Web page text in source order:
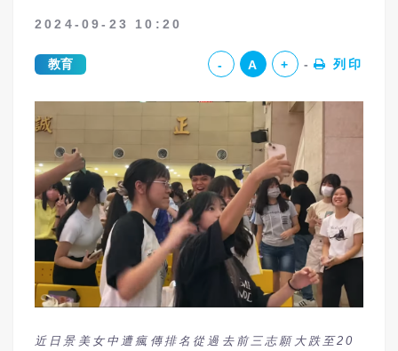
2024-09-23 10:20
教育 - A + 列印
近日景美女中遭瘋傳排名從過去前三志願大跌至20